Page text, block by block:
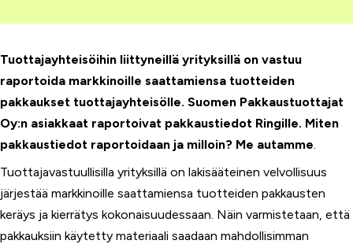
Tuottajayhteisöihin liittyneillä yrityksillä on vastuu
raportoida markkinoille saattamiensa tuotteiden
pakkaukset tuottajayhteisölle. Suomen Pakkaustuottajat
Oy:n asiakkaat raportoivat pakkaustiedot Ringille. Miten
pakkaustiedot raportoidaan ja milloin? Me autamme.
Tuottajavastuullisilla yrityksillä on lakisääteinen velvollisuus
järjestää markkinoille saattamiensa tuotteiden pakkausten
keräys ja kierrätys kokonaisuudessaan. Näin varmistetaan, että
pakkauksiin käytetty materiaali saadaan mahdollisimman